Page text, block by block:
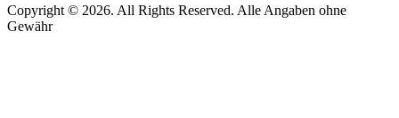
Copyright © 2026. All Rights Reserved. Alle Angaben ohne
Gewähr